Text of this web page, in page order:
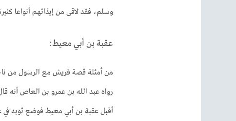
وسلم، فقد لاقى من إيذائهم أنواعا
عقبة بن أبي معيط:
من أمثلة قصة قريش مع الرسول من
رواه عبد الله بن عمرو بن العاص أنه
أقبل عقبة بن أبي معيط فوضع ثوبه في